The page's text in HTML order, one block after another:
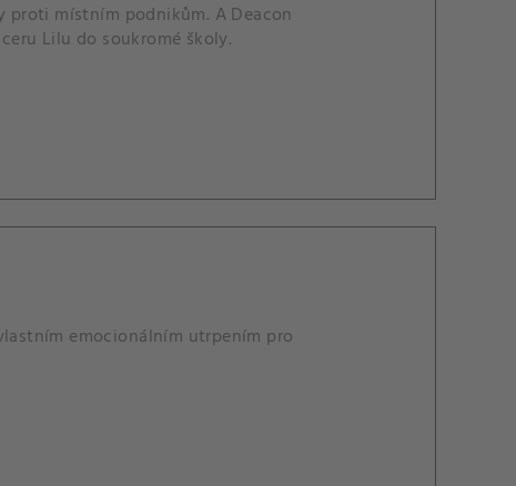
místním podnikům. A Deacon
Lilu do soukromé školy.
emocionálním utrpením pro